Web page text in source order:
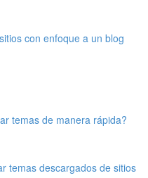
con enfoque a un blog
temas de manera rápida?
temas descargados de sitios